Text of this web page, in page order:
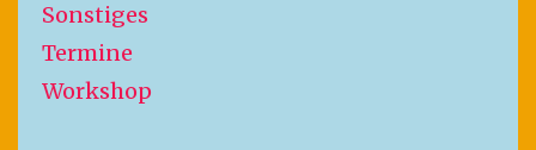
Sonstiges
Termine
Workshop